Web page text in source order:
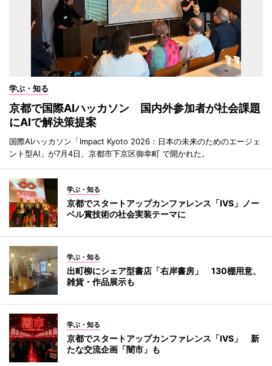
学ぶ・知る
京都で国際AIハッカソン 国内外参加者が社会課題
にAIで解決策提案
国際AIハッカソン「Impact Kyoto 2026：日本の未来のためのエージェ
ント型AI」が7月4日、京都市下京区御幸町 で開かれた。
学ぶ・知る
京都でスタートアップカンファレンス「IVS」ノー
ベル賞技術の社会実装テーマに
学ぶ・知る
出町柳にシェア型書店「右岸書房」 130棚用意、
雑貨・作品展示も
学ぶ・知る
京都でスタートアップカンファレンス「IVS」 新
たな交流企画「闇市」も